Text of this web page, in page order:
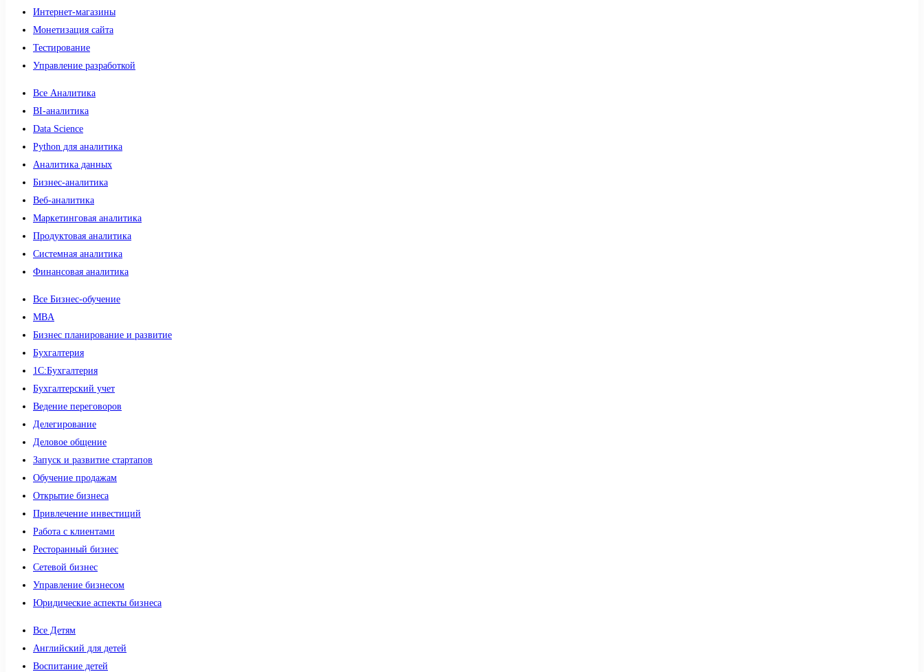
Интернет-магазины
Монетизация сайта
Тестирование
Управление разработкой
Все Аналитика
BI-аналитика
Data Science
Python для аналитика
Аналитика данных
Бизнес-аналитика
Веб-аналитика
Маркетинговая аналитика
Продуктовая аналитика
Системная аналитика
Финансовая аналитика
Все Бизнес-обучение
MBA
Бизнес планирование и развитие
Бухгалтерия
1C:Бухгалтерия
Бухгалтерский учет
Ведение переговоров
Делегирование
Деловое общение
Запуск и развитие стартапов
Обучение продажам
Открытие бизнеса
Привлечение инвестиций
Работа с клиентами
Ресторанный бизнес
Сетевой бизнес
Управление бизнесом
Юридические аспекты бизнеса
Все Детям
Английский для детей
Воспитание детей